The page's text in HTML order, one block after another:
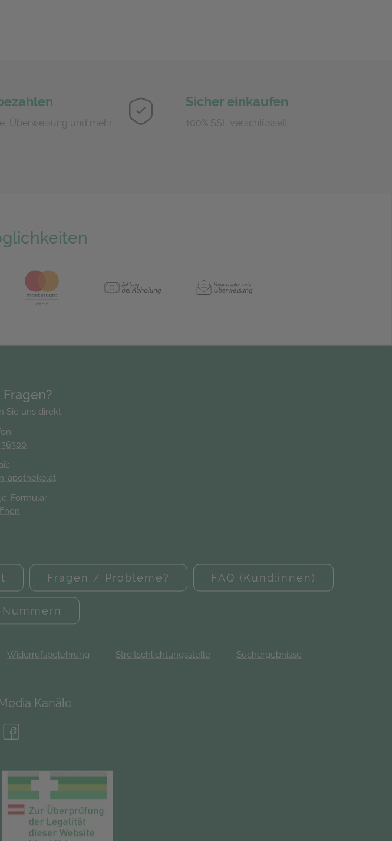
Überweisung und mehr
Sicher einkaufen
100% SSL verschlüsselt
Sie uns direkt.
36300
apotheke.at
Formular
Fragen / Probleme? FAQ (Kund:innen)
Widerrufsbelehrung Streitschlichtungsstelle Suchergebnisse
Kanäle
in neuem Tab)
in neuem Tab)